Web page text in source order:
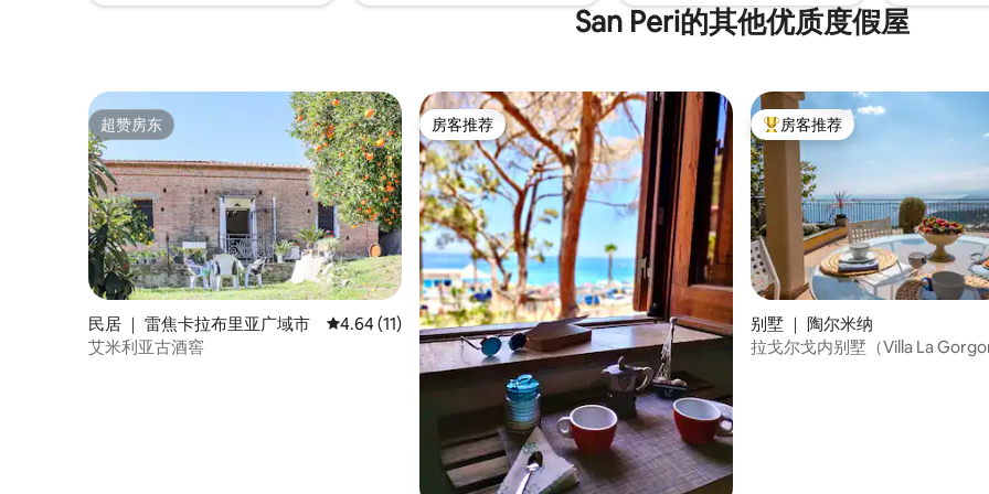
San Peri的其他优质度假屋
超赞房东
超赞房东
民居 ｜ 雷焦卡拉布里亚广域市 平均评分 4.64 分（满分 5 分），共 11 条评价
4.64 (11)
艾米利亚古酒窖
房客推荐
房客推荐 热门「房客推荐」
房客推荐
别墅 ｜ 陶尔米纳
拉戈尔戈内别墅（Villa La